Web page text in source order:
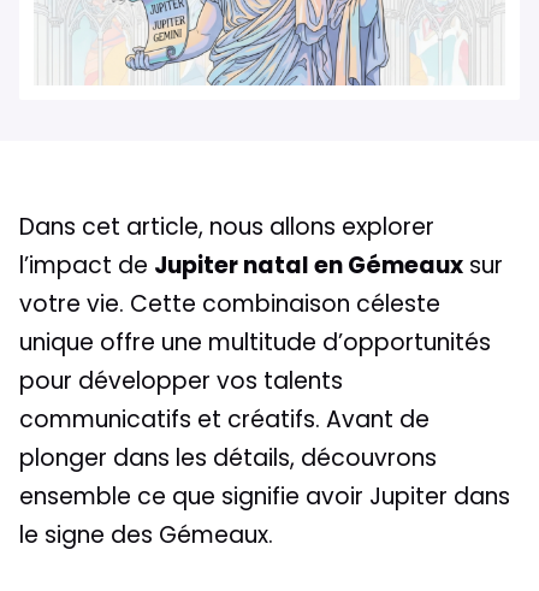
Dans cet article, nous allons explorer
l’impact de Jupiter natal en Gémeaux sur
votre vie. Cette combinaison céleste
unique offre une multitude d’opportunités
pour développer vos talents
communicatifs et créatifs. Avant de
plonger dans les détails, découvrons
ensemble ce que signifie avoir Jupiter dans
le signe des Gémeaux.